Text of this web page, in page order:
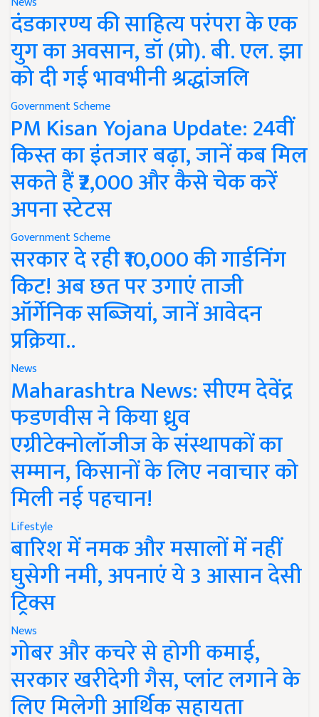
दंडकारण्य की साहित्य परंपरा के एक
युग का अवसान, डॉ (प्रो). बी. एल. झा
को दी गई भावभीनी श्रद्धांजलि
Government Scheme
PM Kisan Yojana Update: 24वीं
किस्त का इंतजार बढ़ा, जानें कब मिल
सकते हैं ₹2,000 और कैसे चेक करें
अपना स्टेटस
Government Scheme
सरकार दे रही ₹10,000 की गार्डनिंग
किट! अब छत पर उगाएं ताजी
ऑर्गेनिक सब्जियां, जानें आवेदन
प्रक्रिया..
News
Maharashtra News: सीएम देवेंद्र
फडणवीस ने किया ध्रुव
एग्रीटेक्नोलॉजीज के संस्थापकों का
सम्मान, किसानों के लिए नवाचार को
मिली नई पहचान!
Lifestyle
बारिश में नमक और मसालों में नहीं
घुसेगी नमी, अपनाएं ये 3 आसान देसी
ट्रिक्स
News
गोबर और कचरे से होगी कमाई,
सरकार खरीदेगी गैस, प्लांट लगाने के
लिए मिलेगी आर्थिक सहायता